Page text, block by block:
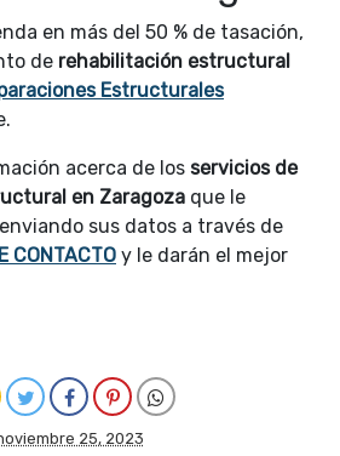
en más del 50 % de tasación,
de rehabilitación estructural
Estructurales
acerca de los servicios de
en Zaragoza que le
enviando sus datos a través de
CONTACTO y le darán el mejor
25, 2023